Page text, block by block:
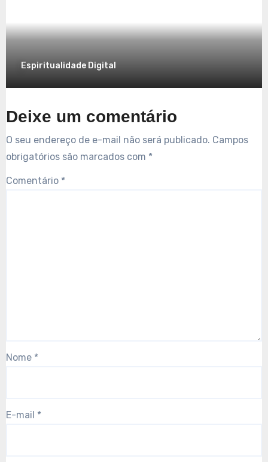
Espiritualidade Digital
Deixe um comentário
O seu endereço de e-mail não será publicado. Campos
obrigatórios são marcados com *
Comentário *
Nome *
E-mail *